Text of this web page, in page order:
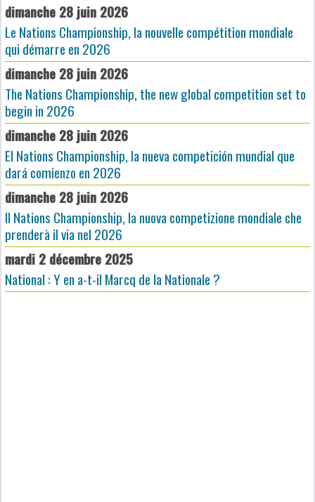
dimanche 28 juin 2026
Le Nations Championship, la nouvelle compétition mondiale
qui démarre en 2026
dimanche 28 juin 2026
The Nations Championship, the new global competition set to
begin in 2026
dimanche 28 juin 2026
El Nations Championship, la nueva competición mundial que
dará comienzo en 2026
dimanche 28 juin 2026
Il Nations Championship, la nuova competizione mondiale che
prenderà il via nel 2026
mardi 2 décembre 2025
National : Y en a-t-il Marcq de la Nationale ?